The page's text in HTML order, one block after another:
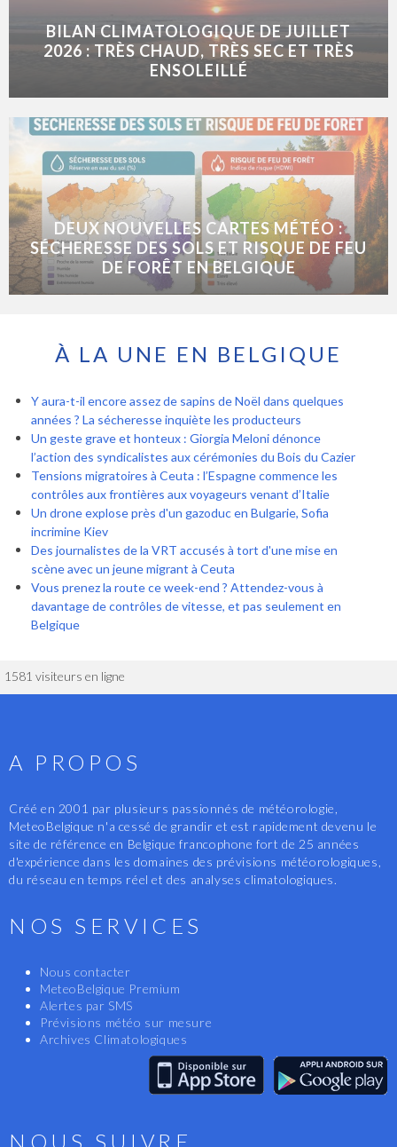
BILAN CLIMATOLOGIQUE DE JUILLET
2026 : TRÈS CHAUD, TRÈS SEC ET TRÈS
ENSOLEILLÉ
DEUX NOUVELLES CARTES MÉTÉO :
SÉCHERESSE DES SOLS ET RISQUE DE FEU
DE FORÊT EN BELGIQUE
À LA UNE EN BELGIQUE
Y aura-t-il encore assez de sapins de Noël dans quelques
années ? La sécheresse inquiète les producteurs
Un geste grave et honteux : Giorgia Meloni dénonce
l’action des syndicalistes aux cérémonies du Bois du Cazier
Tensions migratoires à Ceuta : l’Espagne commence les
contrôles aux frontières aux voyageurs venant d’Italie
Un drone explose près d'un gazoduc en Bulgarie, Sofia
incrimine Kiev
Des journalistes de la VRT accusés à tort d'une mise en
scène avec un jeune migrant à Ceuta
Vous prenez la route ce week-end ? Attendez-vous à
davantage de contrôles de vitesse, et pas seulement en
Belgique
1581 visiteurs en ligne
A PROPOS
Créé en 2001 par plusieurs passionnés de météorologie,
MeteoBelgique n'a cessé de grandir et est rapidement devenu le
site de référence en Belgique francophone fort de 25 années
d'expérience dans les domaines des prévisions météorologiques,
du réseau en temps réel et des analyses climatologiques.
NOS SERVICES
Nous contacter
MeteoBelgique Premium
Alertes par SMS
Prévisions météo sur mesure
Archives Climatologiques
NOUS SUIVRE